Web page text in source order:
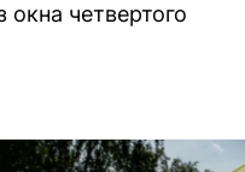
четвертого